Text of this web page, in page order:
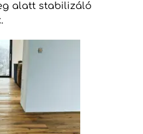
alatt stabilizáló